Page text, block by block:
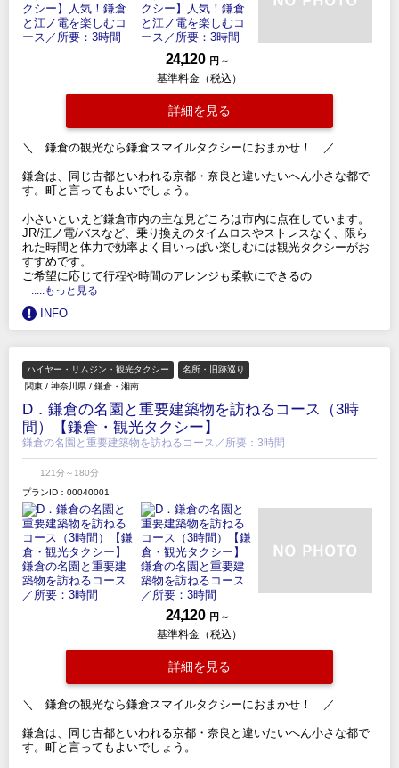
24,120 円 ～
基準料金（税込）
詳細を見る
＼ 鎌倉の観光なら鎌倉スマイルタクシーにおまかせ！ ／
鎌倉は、同じ古都といわれる京都・奈良と違いたいへん小さな都で
す。町と言ってもよいでしょう。
小さいといえど鎌倉市内の主な見どころは市内に点在しています。
JR/江ノ電/バスなど、乗り換えのタイムロスやストレスなく、限ら
れた時間と体力で効率よく目いっぱい楽しむには観光タクシーがお
すすめです。
ご希望に応じて行程や時間のアレンジも柔軟にできるの
.....もっと見る
INFO
ハイヤー・リムジン・観光タクシー
名所・旧跡巡り
関東 / 神奈川県 / 鎌倉・湘南
D．鎌倉の名園と重要建築物を訪ねるコース（3時
間）【鎌倉・観光タクシー】
鎌倉の名園と重要建築物を訪ねるコース／所要：3時間
121分～180分
プランID：00040001
24,120 円 ～
基準料金（税込）
詳細を見る
＼ 鎌倉の観光なら鎌倉スマイルタクシーにおまかせ！ ／
鎌倉は、同じ古都といわれる京都・奈良と違いたいへん小さな都で
す。町と言ってもよいでしょう。